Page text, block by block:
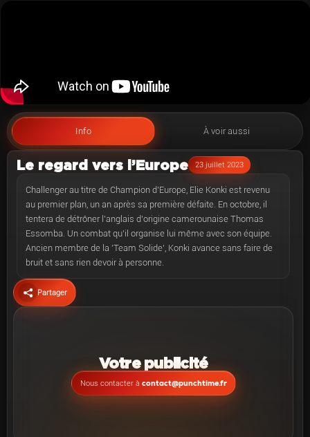
Info À voir aussi
Le regard vers l’Europe 23 juillet 2023
Challenger au titre de Champion d’Europe, Elie Konki est revenu
au premier plan, un an après sa première défaite. En octobre, il
tentera de détrôner l’anglais d’origine camerounaise Thomas
Essomba. Un combat qu’il organise lui même avec son équipe.
Ancien membre de la 'Team Solide', Konki avance sans faire de
bruit et sans rien devoir à personne.
Partager
Votre publicité
Nous contacter à contact@punchtime.fr